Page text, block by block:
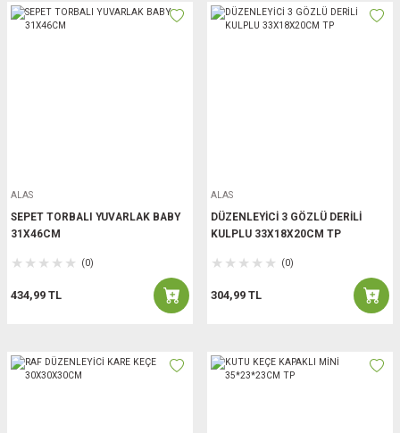
ALAS
SEPET TORBALI YUVARLAK BABY
31X46CM
(0)
434,99 TL
ALAS
DÜZENLEYİCİ 3 GÖZLÜ DERİLİ
KULPLU 33X18X20CM TP
(0)
304,99 TL